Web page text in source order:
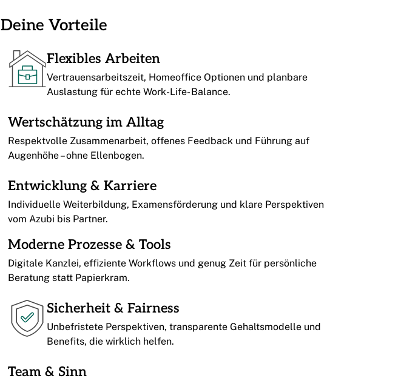
Deine Vorteile
Flexibles Arbeiten
Vertrauensarbeitszeit, Homeoffice Optionen und planbare
Auslastung für echte Work-Life- Balance.
Wertschätzung im Alltag
Respektvolle Zusammenarbeit, offenes Feedback und Führung auf
Augenhöhe – ohne Ellenbogen.
Entwicklung & Karriere
Individuelle Weiterbildung, Examensförderung und klare Perspektiven
vom Azubi bis Partner.
Moderne Prozesse & Tools
Digitale Kanzlei, effiziente Workflows und genug Zeit für persönliche
Beratung statt Papierkram.
Sicherheit & Fairness
Unbefristete Perspektiven, transparente Gehaltsmodelle und
Benefits, die wirklich helfen.
Team & Sinn